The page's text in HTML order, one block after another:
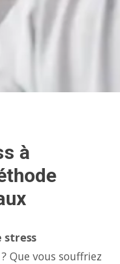
à
stress
Que vous souffriez